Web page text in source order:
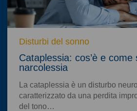
Disturbi del sonno
Cataplessia: cos’è e come
narcolessia
La cataplessia è un disturbo
caratterizzato da una perdita
del tono…